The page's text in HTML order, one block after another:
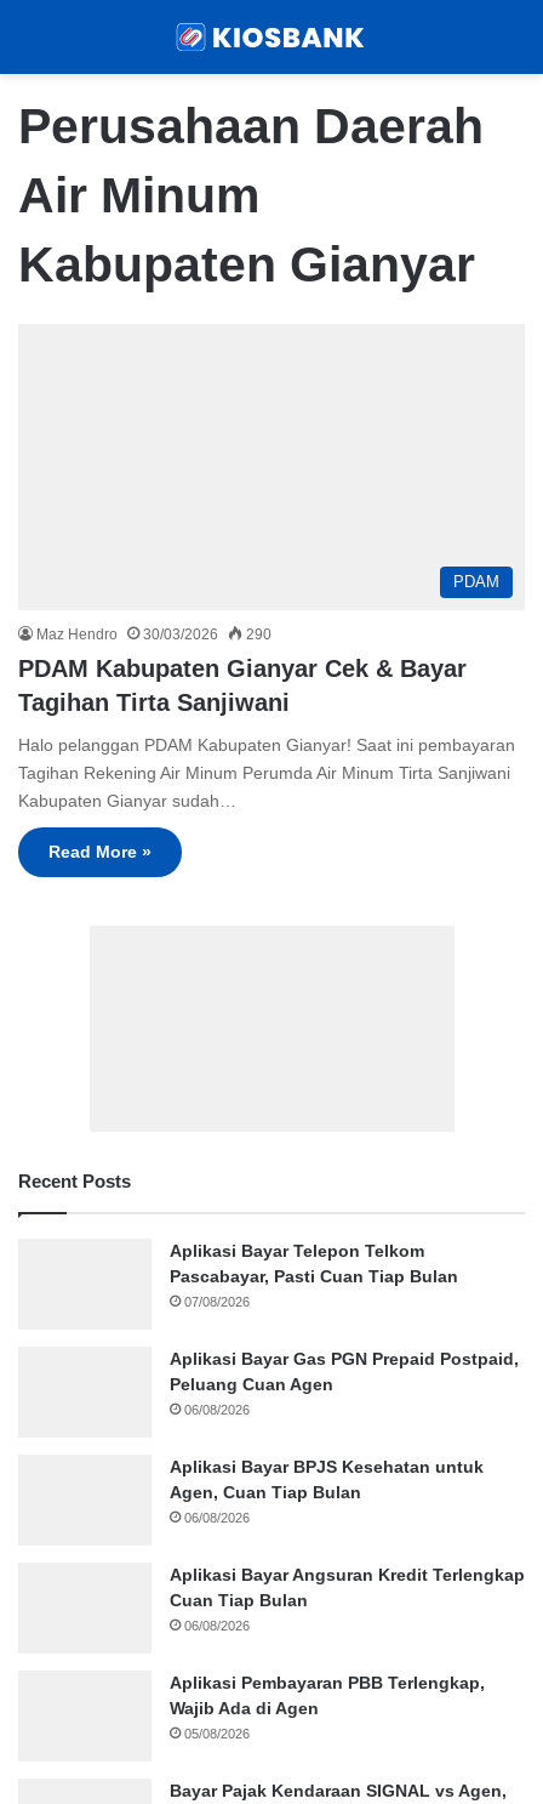
Perusahaan Daerah
Air Minum
Kabupaten Gianyar
PDAM
Maz Hendro 30/03/2026 290
PDAM Kabupaten Gianyar Cek & Bayar
Tagihan Tirta Sanjiwani
Halo pelanggan PDAM Kabupaten Gianyar! Saat ini pembayaran
Tagihan Rekening Air Minum Perumda Air Minum Tirta Sanjiwani
Kabupaten Gianyar sudah…
Read More »
Recent Posts
Aplikasi Bayar Telepon Telkom
Pascabayar, Pasti Cuan Tiap Bulan
07/08/2026
Aplikasi Bayar Gas PGN Prepaid Postpaid,
Peluang Cuan Agen
06/08/2026
Aplikasi Bayar BPJS Kesehatan untuk
Agen, Cuan Tiap Bulan
06/08/2026
Aplikasi Bayar Angsuran Kredit Terlengkap
Cuan Tiap Bulan
06/08/2026
Aplikasi Pembayaran PBB Terlengkap,
Wajib Ada di Agen
05/08/2026
Bayar Pajak Kendaraan SIGNAL vs Agen,